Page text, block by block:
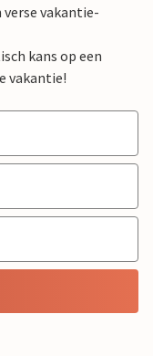
verse vakantie-
kans op een
vakantie!